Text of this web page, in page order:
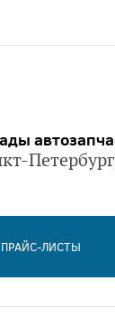
ПРАЙС-ЛИСТЫ